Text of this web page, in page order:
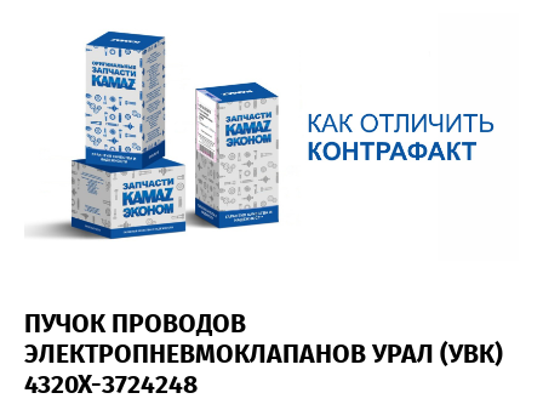
ПУЧОК ПРОВОДОВ
ЭЛЕКТРОПНЕВМОКЛАПАНОВ УРАЛ (УВК)
4320Х-3724248